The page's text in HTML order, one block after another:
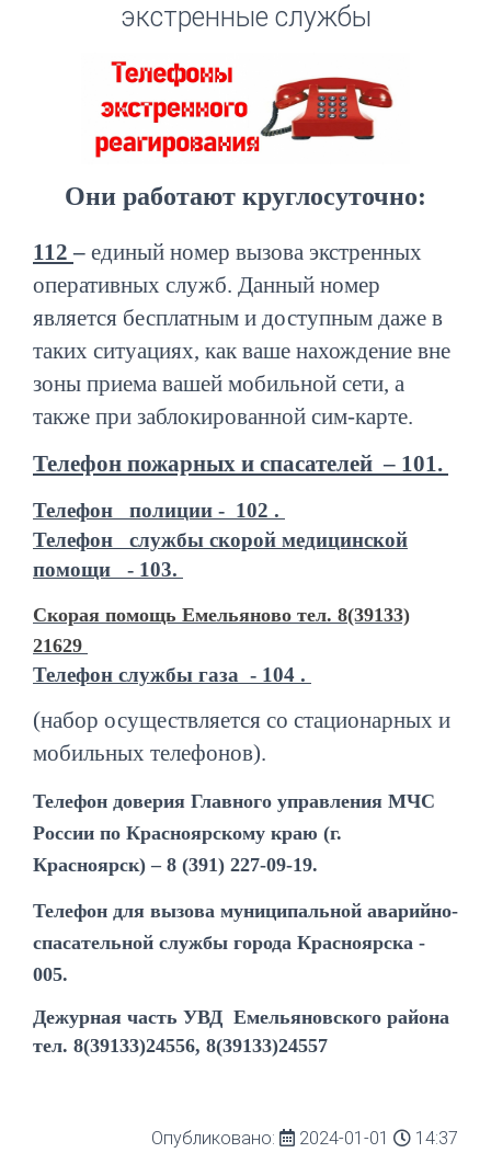
экстренные службы
Они работают круглосуточно:
112 – единый номер вызова экстренных
оперативных служб. Данный номер
является бесплатным и доступным даже в
таких ситуациях, как ваше нахождение вне
зоны приема вашей мобильной сети, а
также при заблокированной сим-карте.
Телефон пожарных и спасателей – 101.
Телефон полиции - 102 .
Телефон службы скорой медицинской
помощи - 103.
Скорая помощь Емельяново тел. 8(39133)
21629
Телефон службы газа - 104 .
(набор осуществляется со стационарных и
мобильных телефонов).
Телефон доверия Главного управления МЧС
России по Красноярскому краю (г.
Красноярск) – 8 (391) 227-09-19.
Телефон для вызова муниципальной аварийно-
спасательной службы города Красноярска -
005.
Дежурная часть УВД Емельяновского района
тел. 8(39133)24556, 8(39133)24557
Опубликовано: 2024-01-01 14:37